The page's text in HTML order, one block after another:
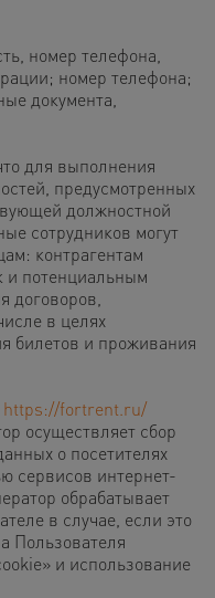
номер телефона,
номер телефона;
документа,
для выполнения
предусмотренных
должностной
сотрудников могут
контрагентам
и потенциальным
договоров,
в целях
билетов и проживания
https://fortrent.ru/
осуществляет сбор
о посетителях
сервисов интернет-
обрабатывает
в случае, если это
Пользователя
и использование